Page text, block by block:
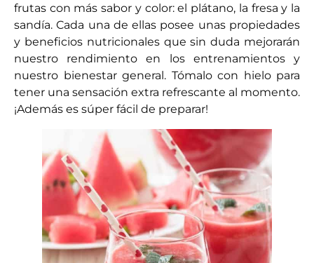
frutas con más sabor y color: el plátano, la fresa y la
sandía. Cada una de ellas posee unas propiedades
y beneficios nutricionales que sin duda mejorarán
nuestro rendimiento en los entrenamientos y
nuestro bienestar general. Tómalo con hielo para
tener una sensación extra refrescante al momento.
¡Además es súper fácil de preparar!